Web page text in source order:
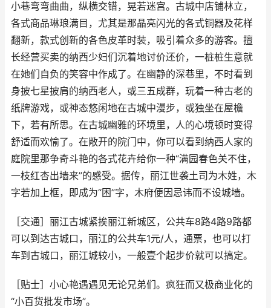
小巷弯弯曲曲，纵横交错，晃若迷宫。古城中店铺林立，
各式商品琳琅满目，尤其是那晶亮闪光的各式铜器及花样
翻新，款式创新的各色皮革时装，吸引着众多的游客。擅
长经营买卖的纳西少妇们沉着地讨价还价，一桩桩生意就
在她们自负的笑容中作成了。在幽静的深巷里，不时看到
身披七星披肩的纳西老人，或三五成群，玩着一种古老的
纸牌游戏，或神态悠闲地在古城中漫步，或独坐在屋檐
下，若有所思。在古城幽雅的环境里，人的心境顿时变得
舒适而欢愉了。在敞开的院门中，你可以看到纳西人家的
庭院里那争奇斗艳的各式花卉给你一种“满园春色关不住，
一枝红杏出墙来”的感受。据传，丽江世袭土司为木姓，木
字若加上框，即成为“困”字，木府便因忌讳而不设城墙。
［交通］丽江古城紧挨丽江新城区，公共车8路4路9路都
可以到达古城口，丽江的公共车1元/人，通票，也可以打
车到古城口，丽江城较小，一般壹个起步价就可以搞定。
［贴士］小心艳遇遇见无论兄弟们。疯狂而又极商业化的
“小百货批发市场”。